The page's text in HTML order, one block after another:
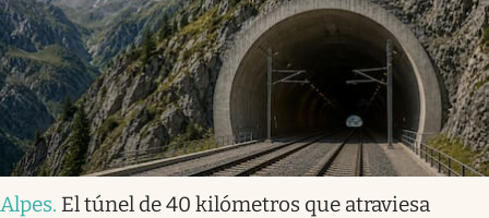
Alpes. El túnel de 40 kilómetros que atraviesa